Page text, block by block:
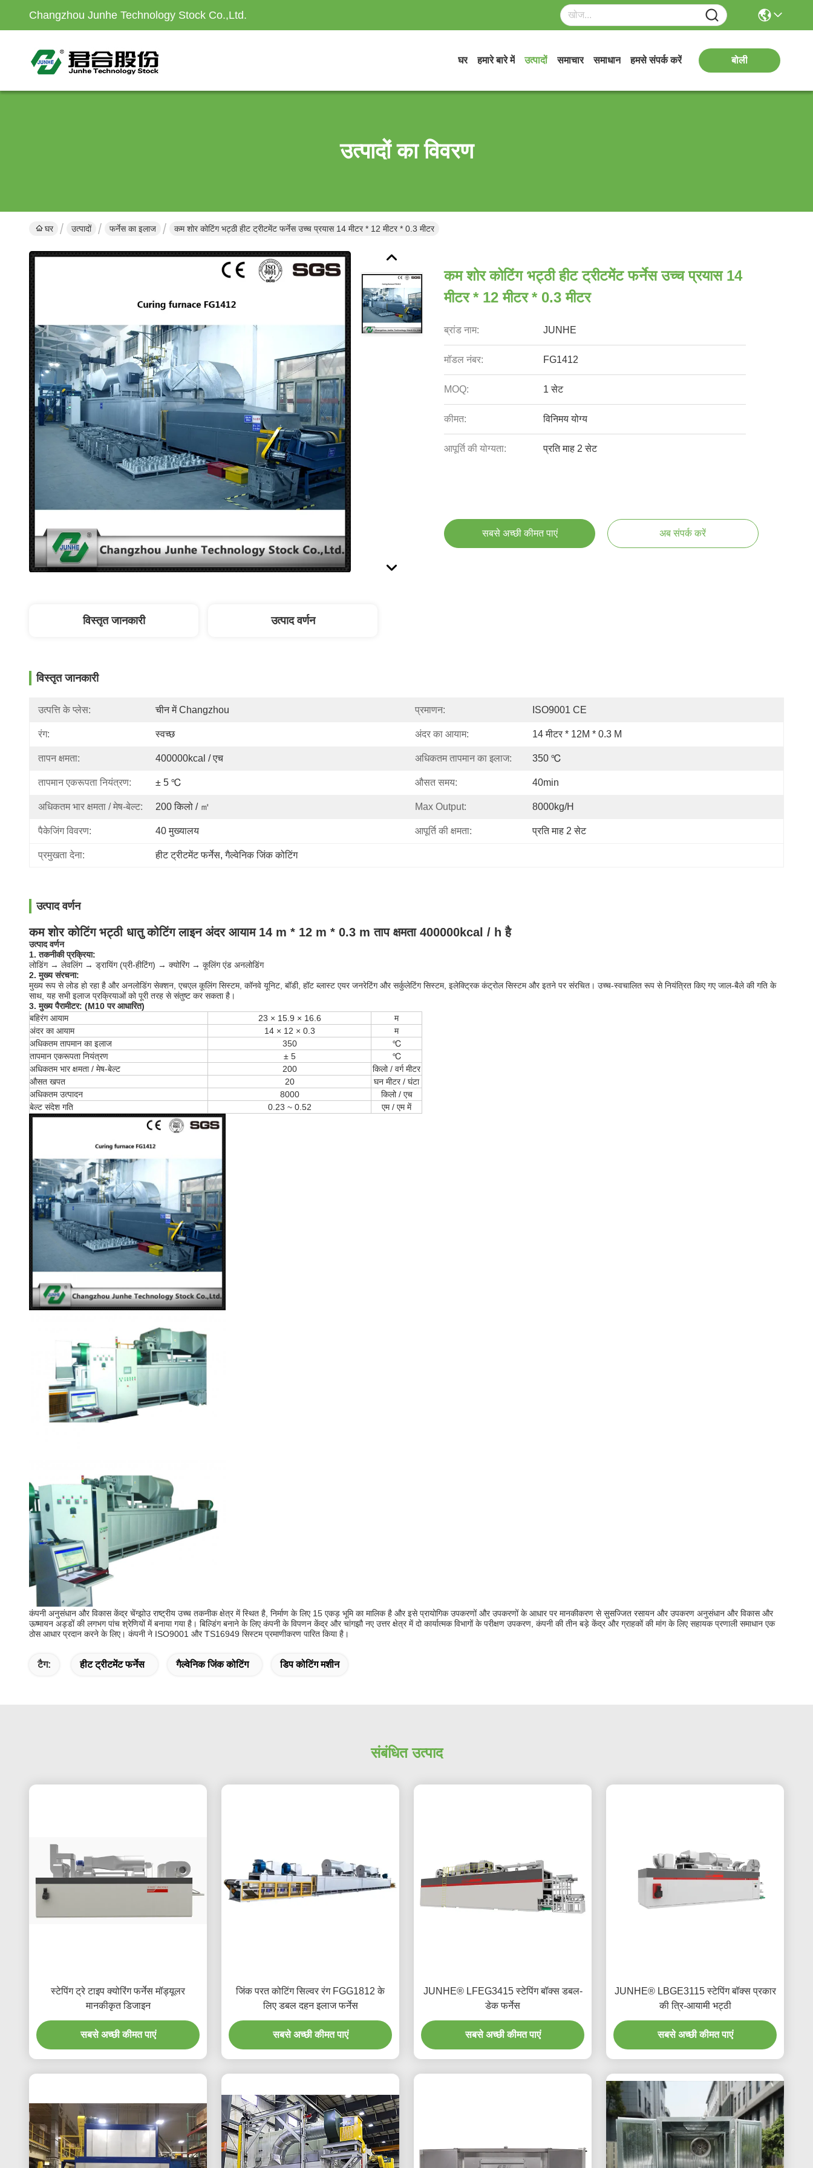
Changzhou Junhe Technology Stock Co.,Ltd.
घर हमारे बारे में उत्पादों समाचार समाधान हमसे संपर्क करें बोली
उत्पादों का विवरण
घर उत्पादों फर्नेस का इलाज कम शोर कोटिंग भट्ठी हीट ट्रीटमेंट फर्नेस उच्च प्रयास 14 मीटर * 12 मीटर * 0.3 मीटर
कम शोर कोटिंग भट्ठी हीट ट्रीटमेंट फर्नेस उच्च प्रयास 14
मीटर * 12 मीटर * 0.3 मीटर
ब्रांड नाम: JUNHE
मॉडल नंबर: FG1412
MOQ: 1 सेट
कीमत: विनिमय योग्य
आपूर्ति की योग्यता: प्रति माह 2 सेट
सबसे अच्छी कीमत पाएं अब संपर्क करें
विस्तृत जानकारी उत्पाद वर्णन
विस्तृत जानकारी
उत्पत्ति के प्लेस: चीन में Changzhou प्रमाणन: ISO9001 CE
रंग: स्वच्छ अंदर का आयाम: 14 मीटर * 12M * 0.3 M
तापन क्षमता: 400000kcal / एच अधिकतम तापमान का इलाज: 350 ℃
तापमान एकरूपता नियंत्रण: ± 5 ℃ औसत समय: 40min
अधिकतम भार क्षमता / मेष-बेल्ट: 200 किलो / ㎡ Max Output: 8000kg/h
पैकेजिंग विवरण: 40 मुख्यालय आपूर्ति की क्षमता: प्रति माह 2 सेट
प्रमुखता देना: हीट ट्रीटमेंट फर्नेस, गैल्वेनिक जिंक कोटिंग
उत्पाद वर्णन
कम शोर कोटिंग भट्ठी धातु कोटिंग लाइन अंदर आयाम 14 m * 12 m * 0.3 m ताप क्षमता 400000kcal / h है
उत्पाद वर्णन
1. तकनीकी प्रक्रिया:
लोडिंग → लेवलिंग → ड्रायिंग (प्री-हीटिंग) → क्योरिंग → कूलिंग एंड अनलोडिंग
2. मुख्य संरचना:
मुख्य रूप से लोड हो रहा है और अनलोडिंग सेक्शन, एचएल कूलिंग सिस्टम, कॉनवे यूनिट, बॉडी, हॉट ब्लास्ट एयर जनरेटिंग और सर्कुलेटिंग सिस्टम, इलेक्ट्रिक कंट्रोल सिस्टम और इतने पर संरचित। उच्च-स्वचालित रूप से नियंत्रित किए गए जाल-बैले की गति के
साथ, यह सभी इलाज प्रक्रियाओं को पूरी तरह से संतुष्ट कर सकता है।
3. मुख्य पैरामीटर: (M10 पर आधारित)
बहिरंग आयाम
23 × 15.9 × 16.6
म
अंदर का आयाम
14 × 12 × 0.3
म
अधिकतम तापमान का इलाज
350
℃
तापमान एकरूपता नियंत्रण
± 5
℃
अधिकतम भार क्षमता / मेष-बेल्ट
200
किलो / वर्ग मीटर
औसत खपत
20
घन मीटर / घंटा
अधिकतम उत्पादन
8000
किलो / एच
बेल्ट संदेश गति
0.23 ~ 0.52 एम / एममें
कंपनी अनुसंधान और विकास केंद्र चेंग्झोउ राष्ट्रीय उच्च तकनीक क्षेत्र में स्थित है, निर्माण के लिए 15 एकड़ भूमि का मालिक है और इसे प्रायोगिक उपकरणों और उपकरणों के आधार पर मानकीकरण से सुसज्जित रसायन और उपकरण अनुसंधान और विकास और
ऊष्मायन अड्डों की लगभग पांच श्रेणियों में बनाया गया है। बिल्डिंग बनाने के लिए कंपनी के विपणन केंद्र और चांगझौ नए उत्तर क्षेत्र में दो कार्यात्मक विभागों के परीक्षण उपकरण, कंपनी की तीन बड़े केंद्र और ग्राहकों की मांग के लिए सहायक प्रणाली समाधान एक
ठोस आधार प्रदान करने के लिए। कंपनी ने ISO9001 और TS16949 सिस्टम प्रमाणीकरण पारित किया है।
टैग: हीट ट्रीटमेंट फर्नेस गैल्वेनिक जिंक कोटिंग डिप कोटिंग मशीन
संबंधित उत्पाद
स्टेपिंग ट्रे टाइप क्योरिंग फर्नेस मॉड्यूलर
मानकीकृत डिजाइन
सबसे अच्छी कीमत पाएं
जिंक परत कोटिंग सिल्वर रंग FGG1812 के
लिए डबल दहन इलाज फर्नेस
सबसे अच्छी कीमत पाएं
JUNHE® LFEG3415 स्टेपिंग बॉक्स डबल-
डेक फर्नेस
सबसे अच्छी कीमत पाएं
JUNHE® LBGE3115 स्टेपिंग बॉक्स प्रकार
की त्रि-आयामी भट्ठी
सबसे अच्छी कीमत पाएं